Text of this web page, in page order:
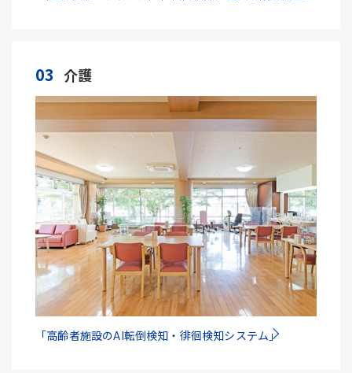
03 介護
「高齢者施設のAI転倒検知・徘徊検知システム」